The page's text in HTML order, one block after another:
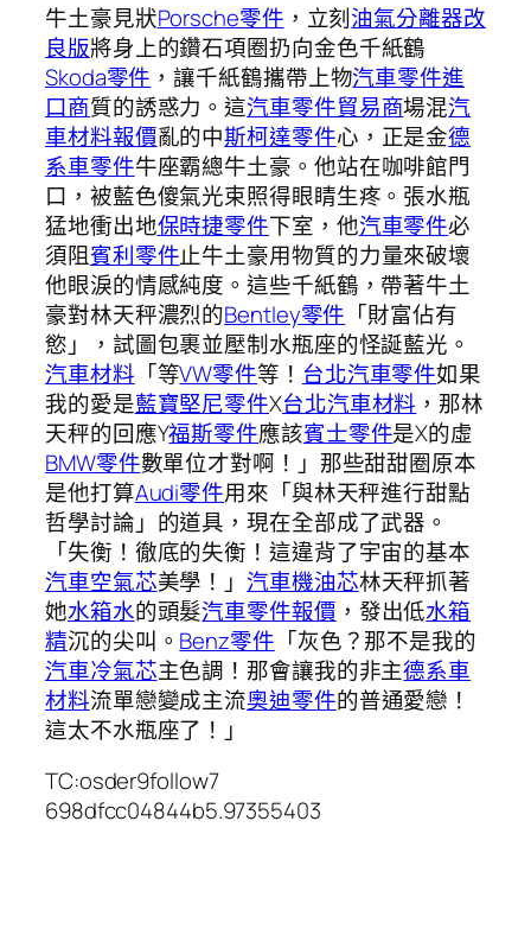
牛土豪見狀Porsche零件 ，立刻油氣分離器改
良版將身上的鑽石項圈扔向金色千紙鶴
Skoda零件 ，讓千紙鶴攜帶上物汽車零件進
口商質的誘惑力。這汽車零件貿易商場混汽
車材料報價亂的中斯柯達零件心，正是金德
系車零件牛座霸總牛土豪。他站在咖啡館門
口，被藍色傻氣光束照得眼睛生疼。張水瓶
猛地衝出地保時捷零件下室，他汽車零件必
須阻賓利零件止牛土豪用物質的力量來破壞
他眼淚的情感純度。這些千紙鶴，帶著牛土
豪對林天秤濃烈的Bentley零件 「財富佔有
慾」，試圖包裹並壓制水瓶座的怪誕藍光。
汽車材料 「等VW零件等！ 台北汽車零件如果
我的愛是藍寶堅尼零件X台北汽車材料 ，那林
天秤的回應Y福斯零件應該賓士零件是X的虛
BMW零件數單位才對啊！」那些甜甜圈原本
是他打算Audi零件用來「與林天秤進行甜點
哲學討論」的道具，現在全部成了武器。
「失衡！徹底的失衡！這違背了宇宙的基本
汽車空氣芯美學！」汽車機油芯林天秤抓著
她水箱水的頭髮汽車零件報價 ，發出低水箱
精沉的尖叫。 Benz零件 「灰色？那不是我的
汽車冷氣芯主色調！那會讓我的非主德系車
材料流單戀變成主流奧迪零件的普通愛戀！
這太不水瓶座了！」
TC:osder9follow7
698dfcc04844b5.97355403